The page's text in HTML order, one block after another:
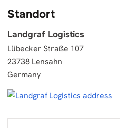
Standort
Landgraf Logistics
Lübecker Straße 107
23738 Lensahn
Germany